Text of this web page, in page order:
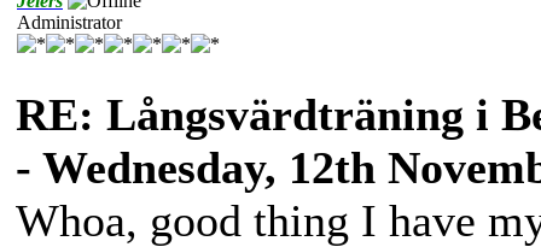
Administrator
RE: Långsvärdträning i
- Wednesday, 12th
Whoa, good thing I have